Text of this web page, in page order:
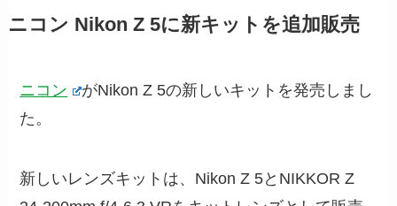
ニコン Nikon Z 5に新キットを追加販売
ニコン
がNikon Z 5の新しいキットを発売しまし
た。
新しいレンズキットは、Nikon Z 5とNIKKOR Z